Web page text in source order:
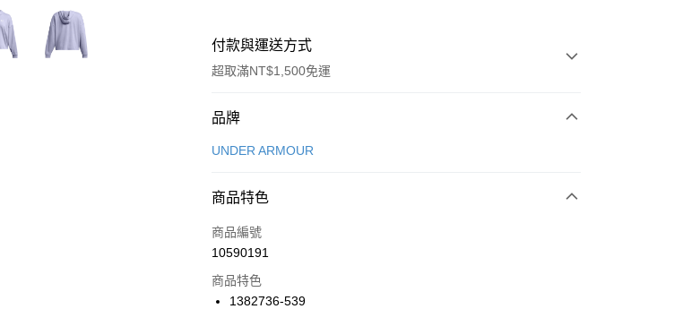
付款與運送方式
超取滿NT$1,500免運
付款方式
信用卡一次付款
合作金庫商業銀行
華南商業銀行
上海商業儲蓄銀行
國泰世華商業銀行
LINE Pay
Apple Pay
品牌
UNDER ARMOUR
商品特色
商品編號
10590191
商品特色
1382736-539